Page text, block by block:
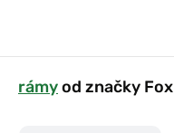
rámyod značky Fox